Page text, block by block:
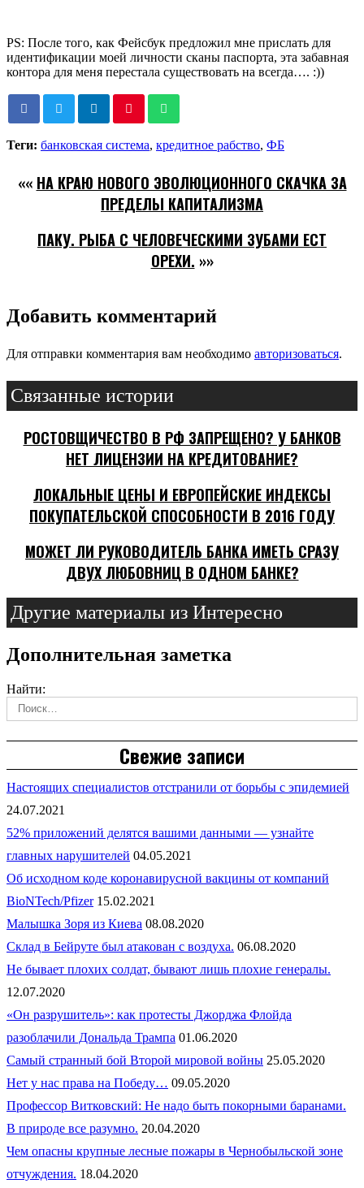
PS: После того, как Фейсбук предложил мне прислать для
идентификации моей личности сканы паспорта, эта забавная
контора для меня перестала существовать на всегда…. :))
Теги: банковская система, кредитное рабство, ФБ
«« НА КРАЮ НОВОГО ЭВОЛЮЦИОННОГО СКАЧКА ЗА
ПРЕДЕЛЫ КАПИТАЛИЗМА
ПАКУ. РЫБА С ЧЕЛОВЕЧЕСКИМИ ЗУБАМИ ЕСТ
ОРЕХИ. »»
Добавить комментарий
Для отправки комментария вам необходимо авторизоваться.
Связанные истории
РОСТОВЩИЧЕСТВО В РФ ЗАПРЕЩЕНО? У БАНКОВ
НЕТ ЛИЦЕНЗИИ НА КРЕДИТОВАНИЕ?
ЛОКАЛЬНЫЕ ЦЕНЫ И ЕВРОПЕЙСКИЕ ИНДЕКСЫ
ПОКУПАТЕЛЬСКОЙ СПОСОБНОСТИ В 2016 ГОДУ
МОЖЕТ ЛИ РУКОВОДИТЕЛЬ БАНКА ИМЕТЬ СРАЗУ
ДВУХ ЛЮБОВНИЦ В ОДНОМ БАНКЕ?
Другие материалы из Интересно
Дополнительная заметка
Найти:
Свежие записи
Настоящих специалистов отстранили от борьбы с эпидемией
24.07.2021
52% приложений делятся вашими данными — узнайте
главных нарушителей 04.05.2021
Об исходном коде коронавирусной вакцины от компаний
BioNTech/Pfizer 15.02.2021
Малышка Зоря из Киева 08.08.2020
Склад в Бейруте был атакован с воздуха. 06.08.2020
Не бывает плохих солдат, бывают лишь плохие генералы.
12.07.2020
«Он разрушитель»: как протесты Джорджа Флойда
разоблачили Дональда Трампа 01.06.2020
Самый странный бой Второй мировой войны 25.05.2020
Нет у нас права на Победу… 09.05.2020
Профессор Витковский: Не надо быть покорными баранами.
В природе все разумно. 20.04.2020
Чем опасны крупные лесные пожары в Чернобыльской зоне
отчуждения. 18.04.2020